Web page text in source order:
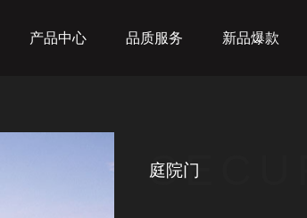
产品中心 品质服务 新品爆款
庭院门